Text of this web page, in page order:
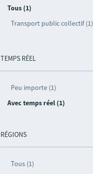
Tous (1)
Transport public collectif (1)
TEMPS RÉEL
Peu importe (1)
Avec temps réel (1)
RÉGIONS
Tous (1)